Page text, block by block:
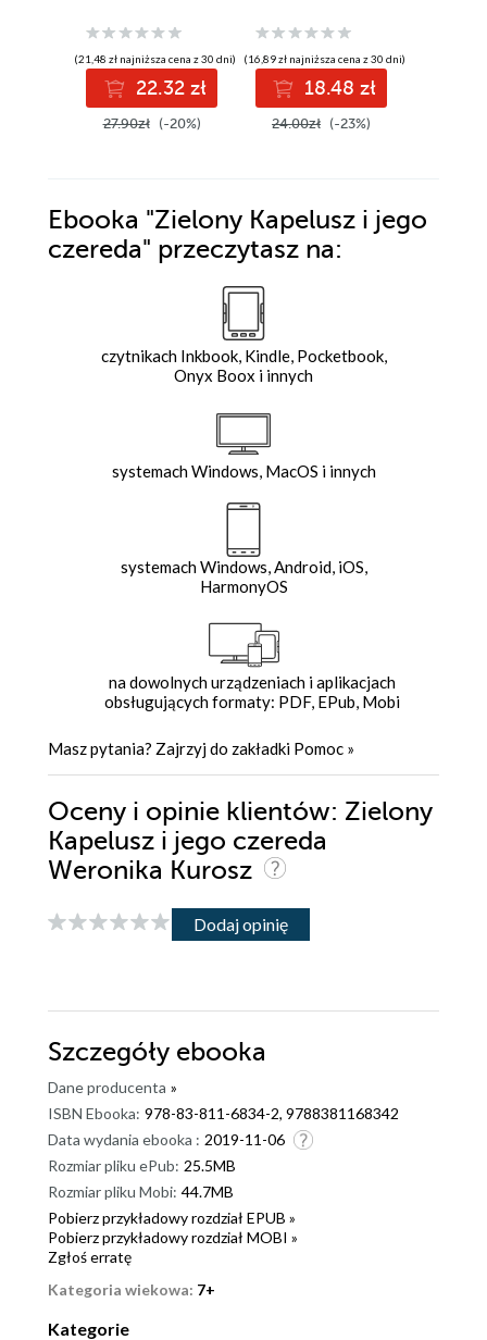
(21,48 zł najniższa cena z 30 dni)
22.32 zł
27.90zł (-20%)
(16,89 zł najniższa cena z 30 dni)
18.48 zł
24.00zł (-23%)
Ebooka "Zielony Kapelusz i jego
czereda" przeczytasz na:
czytnikach Inkbook, Kindle, Pocketbook,
Onyx Boox i innych
systemach Windows, MacOS i innych
systemach Windows, Android, iOS,
HarmonyOS
na dowolnych urządzeniach i aplikacjach
obsługujących formaty: PDF, EPub, Mobi
Masz pytania? Zajrzyj do zakładki Pomoc »
Oceny i opinie klientów: Zielony
Kapelusz i jego czereda
Weronika Kurosz
Dodaj opinię
Szczegóły ebooka
Dane producenta »
ISBN Ebooka: 978-83-811-6834-2, 9788381168342
Data wydania ebooka : 2019-11-06
Rozmiar pliku ePub: 25.5MB
Rozmiar pliku Mobi: 44.7MB
Pobierz przykładowy rozdział EPUB »
Pobierz przykładowy rozdział MOBI »
Zgłoś erratę
Kategoria wiekowa: 7+
Kategorie